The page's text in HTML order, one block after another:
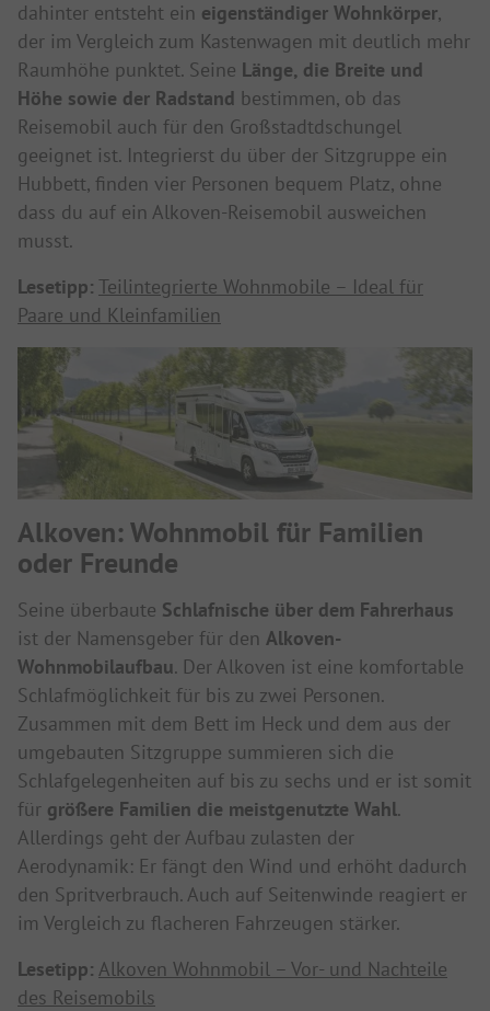
dahinter entsteht ein eigenständiger Wohnkörper,
der im Vergleich zum Kastenwagen mit deutlich mehr
Raumhöhe punktet. Seine Länge, die Breite und
Höhe sowie der Radstand bestimmen, ob das
Reisemobil auch für den Großstadtdschungel
geeignet ist. Integrierst du über der Sitzgruppe ein
Hubbett, finden vier Personen bequem Platz, ohne
dass du auf ein Alkoven-Reisemobil ausweichen
musst.
Lesetipp: Teilintegrierte Wohnmobile – Ideal für
Paare und Kleinfamilien
Alkoven: Wohnmobil für Familien
oder Freunde
Seine überbaute Schlafnische über dem Fahrerhaus
ist der Namensgeber für den Alkoven-
Wohnmobilaufbau. Der Alkoven ist eine komfortable
Schlafmöglichkeit für bis zu zwei Personen.
Zusammen mit dem Bett im Heck und dem aus der
umgebauten Sitzgruppe summieren sich die
Schlafgelegenheiten auf bis zu sechs und er ist somit
für größere Familien die meistgenutzte Wahl.
Allerdings geht der Aufbau zulasten der
Aerodynamik: Er fängt den Wind und erhöht dadurch
den Spritverbrauch. Auch auf Seitenwinde reagiert er
im Vergleich zu flacheren Fahrzeugen stärker.
Lesetipp: Alkoven Wohnmobil – Vor- und Nachteile
des Reisemobils